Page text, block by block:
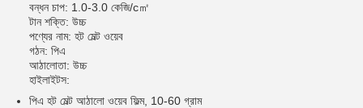
বন্ধন চাপ: 1.0-3.0 কেজি/c㎡
টান শক্তি: উচ্চ
পণ্যের নাম: হট মেল্ট ওয়েব
গঠন: পিএ
আঠালোতা: উচ্চ
হাইলাইটস:
পিএ হট মেল্ট আঠালো ওয়েব ফিল্ম, 10-60 গ্রাম